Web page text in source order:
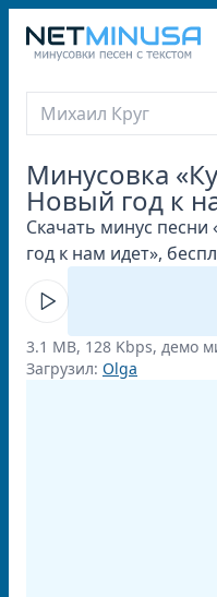
Минусовка
Новый год к
Скачать минус
год к нам идет»,
3.1 MB, 128 Kbps, демо
Загрузил: Olga